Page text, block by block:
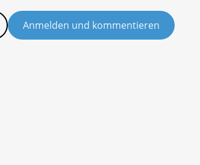
Anmelden und kommentieren